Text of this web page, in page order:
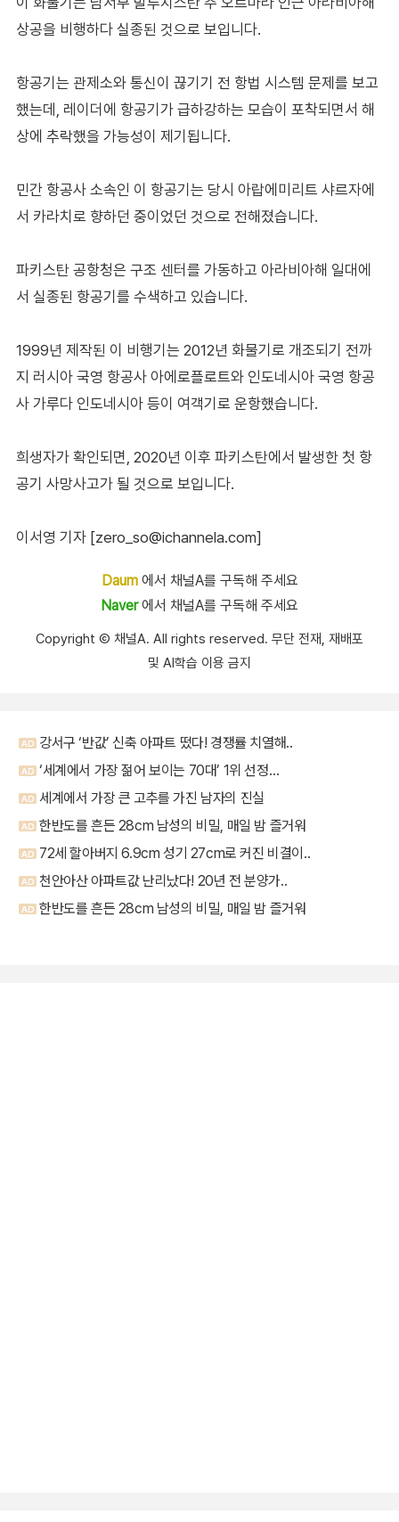
상공을 비행하다 실종된 것으로 보입니다.
항공기는 관제소와 통신이 끊기기 전 항법 시스템 문제를 보고
했는데, 레이더에 항공기가 급하강하는 모습이 포착되면서 해
상에 추락했을 가능성이 제기됩니다.
민간 항공사 소속인 이 항공기는 당시 아랍에미리트 샤르자에
서 카라치로 향하던 중이었던 것으로 전해졌습니다.
파키스탄 공항청은 구조 센터를 가동하고 아라비아해 일대에
서 실종된 항공기를 수색하고 있습니다.
1999년 제작된 이 비행기는 2012년 화물기로 개조되기 전까
지 러시아 국영 항공사 아에로플로트와 인도네시아 국영 항공
사 가루다 인도네시아 등이 여객기로 운항했습니다.
희생자가 확인되면, 2020년 이후 파키스탄에서 발생한 첫 항
공기 사망사고가 될 것으로 보입니다.
이서영 기자 [zero_so@ichannela.com]
Daum에서 채널A를 구독해 주세요
Naver에서 채널A를 구독해 주세요
Copyright Ⓒ 채널A. All rights reserved. 무단 전재, 재배포
및 AI학습 이용 금지